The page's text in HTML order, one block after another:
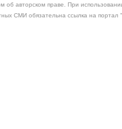
авторском праве. При
СМИ обязательна ссылка на